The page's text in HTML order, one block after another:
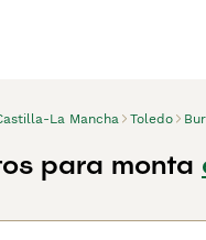
La Mancha Toledo
para monta